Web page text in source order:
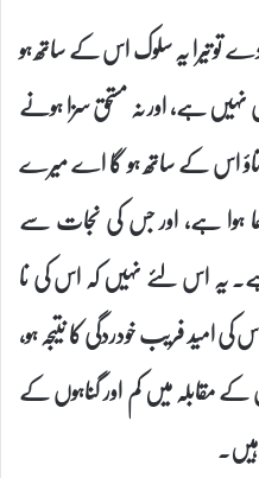
تو تیرا یہ سلوک اس کے ساتھ ہو
ہے، اور نہ مستحق سزا ہونے
اس کے ساتھ ہو گا اے میرے
ہوا ہے، اور جس کی نجات سے
یہ اس لئے نہیں کہ اس کی نا
امید فریب خودردگی کا نتیجہ ہو،
مقابلہ میں کم اور گناہوں کے